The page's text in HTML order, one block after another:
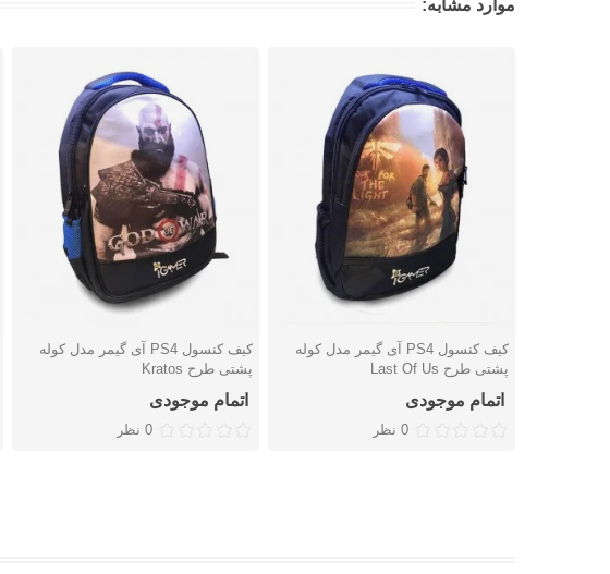
موارد مشابه:
دوست داشتنکیف کنسول PS4 آی گیمر مدل کوله
پشتی طرح Last Of Us
اتمام موجودی
0 نظر
دوست داشتنکیف کنسول PS4 آی گیمر مدل کوله
پشتی طرح Kratos
اتمام موجودی
0 نظر